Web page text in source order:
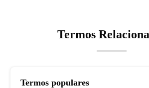
Termos
Termos populares